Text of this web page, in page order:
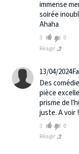
immense
soirée
Ahaha
3
0
Réagir
13/04/2024
Des
pièce
prisme de
juste. A voir !
3
0
Réagir